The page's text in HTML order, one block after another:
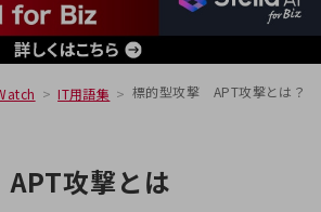
ーマーとして
コモビジネスの
IT用語集 標的型攻撃 APT攻撃とは？
攻撃とは